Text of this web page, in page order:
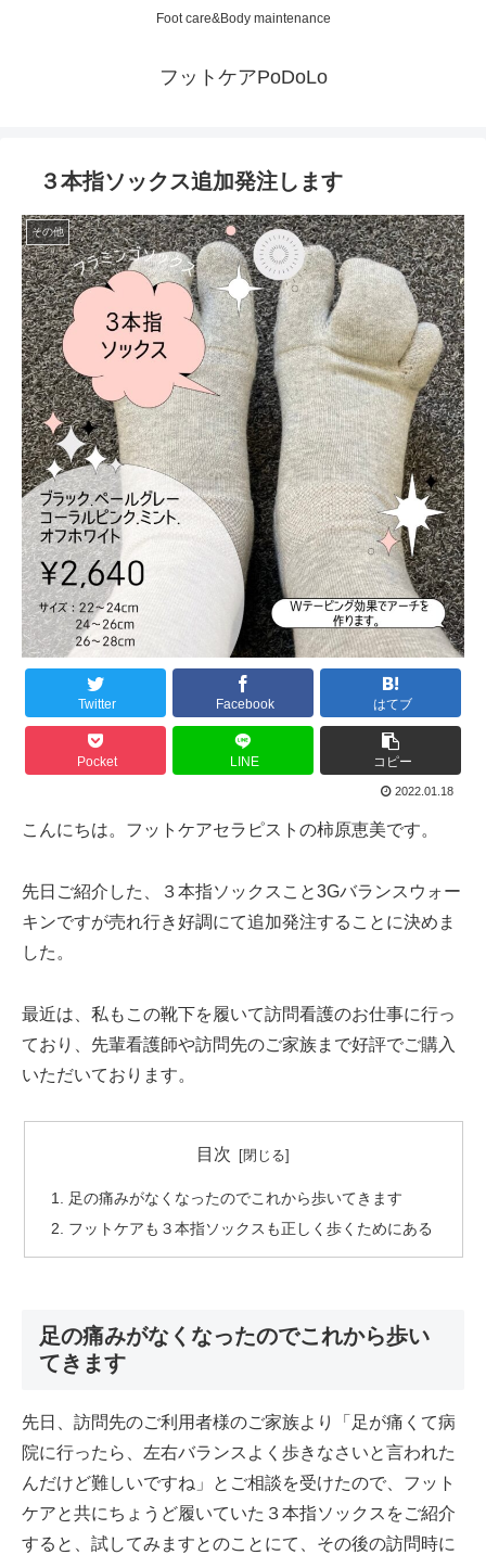
Foot care&Body maintenance
フットケアPoDoLo
３本指ソックス追加発注します
その他
Twitter Facebook はてブ
Pocket LINE コピー
2022.01.18
こんにちは。フットケアセラピストの柿原恵美です。
先日ご紹介した、３本指ソックスこと3Gバランスウォー
キンですが売れ行き好調にて追加発注することに決めま
した。
最近は、私もこの靴下を履いて訪問看護のお仕事に行っ
ており、先輩看護師や訪問先のご家族まで好評でご購入
いただいております。
目次
足の痛みがなくなったのでこれから歩いてきます
フットケアも３本指ソックスも正しく歩くためにある
足の痛みがなくなったのでこれから歩い
てきます
先日、訪問先のご利用者様のご家族より「足が痛くて病
院に行ったら、左右バランスよく歩きなさいと言われた
んだけど難しいですね」とご相談を受けたので、フット
ケアと共にちょうど履いていた３本指ソックスをご紹介
すると、試してみますとのことにて、その後の訪問時に